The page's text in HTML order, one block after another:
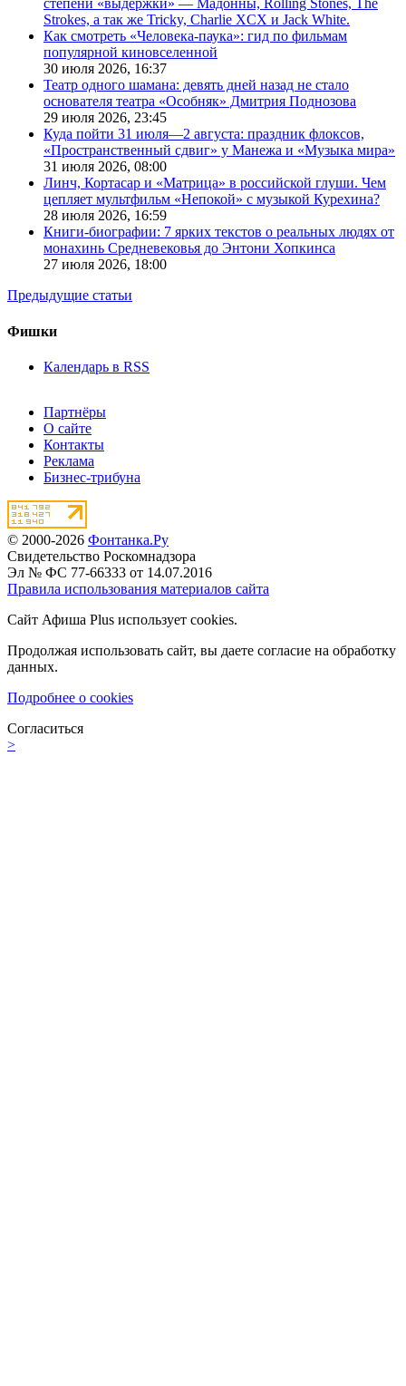
степени «выдержки» — Мадонны, Rolling Stones, The
Strokes, а так же Tricky, Charlie XCX и Jack White.
Как смотреть «Человека-паука»: гид по фильмам
популярной киновселенной
30 июля 2026, 16:37
Театр одного шамана: девять дней назад не стало
основателя театра «Особняк» Дмитрия Поднозова
29 июля 2026, 23:45
Куда пойти 31 июля—2 августа: праздник флоксов,
«Пространственный сдвиг» у Манежа и «Музыка мира»
31 июля 2026, 08:00
Линч, Кортасар и «Матрица» в российской глуши. Чем
цепляет мультфильм «Непокой» с музыкой Курехина?
28 июля 2026, 16:59
Книги-биографии: 7 ярких текстов о реальных людях от
монахинь Средневековья до Энтони Хопкинса
27 июля 2026, 18:00
Предыдущие статьи
Фишки
Календарь в RSS
Партнёры
О сайте
Контакты
Реклама
Бизнес-трибуна
© 2000-2026 Фонтанка.Ру
Свидетельство Роскомнадзора
Эл № ФС 77-66333 от 14.07.2016
Правила использования материалов сайта
Сайт Афиша Plus использует cookies.
Продолжая использовать сайт, вы даете согласие на обработку
данных.
Подробнее о cookies
Согласиться
>